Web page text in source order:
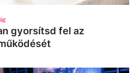
gyorsítsd fel az